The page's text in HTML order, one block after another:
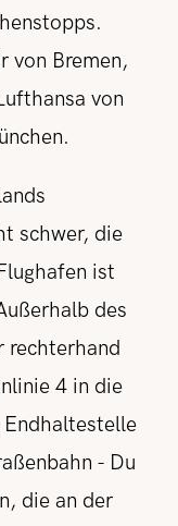
von Bremen,
von
schwer, die
ist
des
rechterhand
4 in die
- Du
die an der